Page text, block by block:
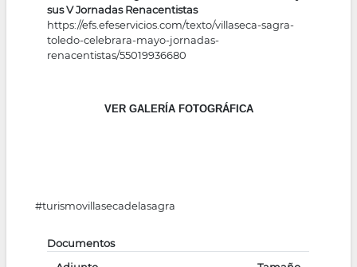
sus V Jornadas Renacentistas
https://efs.efeservicios.com/texto/villaseca-sagra-
toledo-celebrara-mayo-jornadas-
renacentistas/55019936680
VER GALERÍA FOTOGRÁFICA
#turismovillasecadelasagra
Documentos